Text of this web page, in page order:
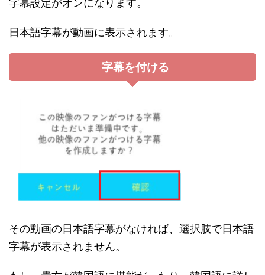
字幕設定がオンになります。
日本語字幕が動画に表示されます。
字幕を付ける
その動画の日本語字幕がなければ、選択肢で日本語
字幕が表示されません。